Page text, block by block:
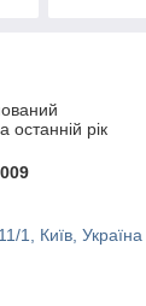
останній рік
1, Київ, Україна